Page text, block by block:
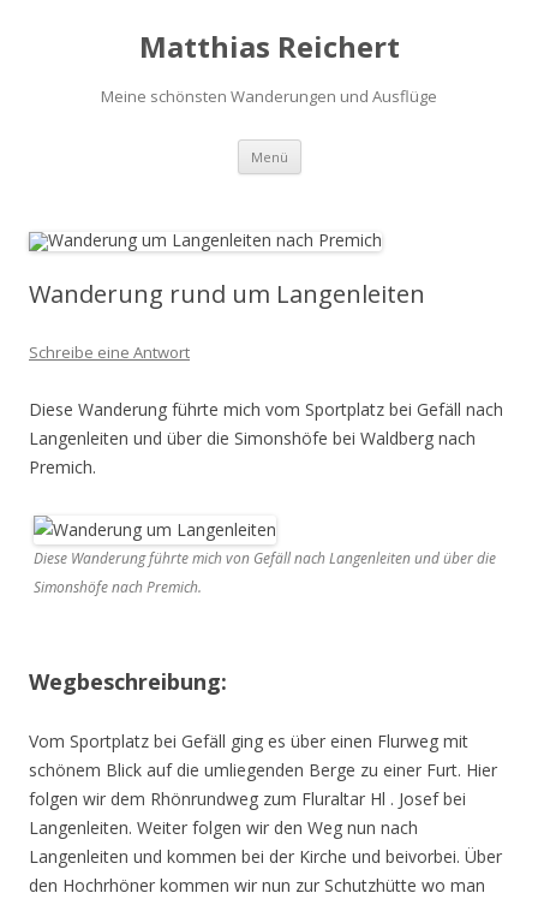
Matthias Reichert
Meine schönsten Wanderungen und Ausflüge
Menü Zum
springen
Wanderung rund um Langenleiten
Schreibe eine Antwort
Diese Wanderung führte mich vom Sportplatz bei Gefäll nach
Langenleiten und über die Simonshöfe bei Waldberg nach
Premich.
Diese Wanderung führte mich von Gefäll nach Langenleiten und über die
Simonshöfe nach Premich.
Wegbeschreibung:
Vom Sportplatz bei Gefäll ging es über einen Flurweg mit
schönem Blick auf die umliegenden Berge zu einer Furt. Hier
folgen wir dem Rhönrundweg zum Fluraltar Hl . Josef bei
Langenleiten. Weiter folgen wir den Weg nun nach
Langenleiten und kommen bei der Kirche und beivorbei. Über
den Hochrhöner kommen wir nun zur Schutzhütte wo man